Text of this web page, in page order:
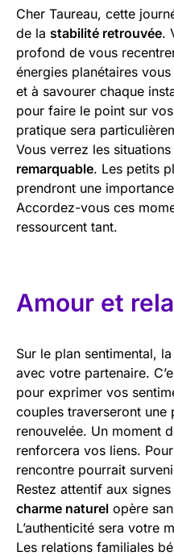
Cher Taureau, cette
de la stabilité retrouvée.
profond de vous
énergies planétaires
et à savourer chaque
pour faire le point sur
pratique sera
Vous verrez les
remarquable. Les petits
prendront une
Accordez-vous ces
ressourcent tant.
Amour et
Sur le plan sentimental, la
avec votre partenaire.
pour exprimer vos
couples traverseront une
renouvelée. Un moment
renforcera vos liens.
rencontre pourrait
Restez attentif aux
charme naturel opère
L’authenticité sera votre
Les relations familiales